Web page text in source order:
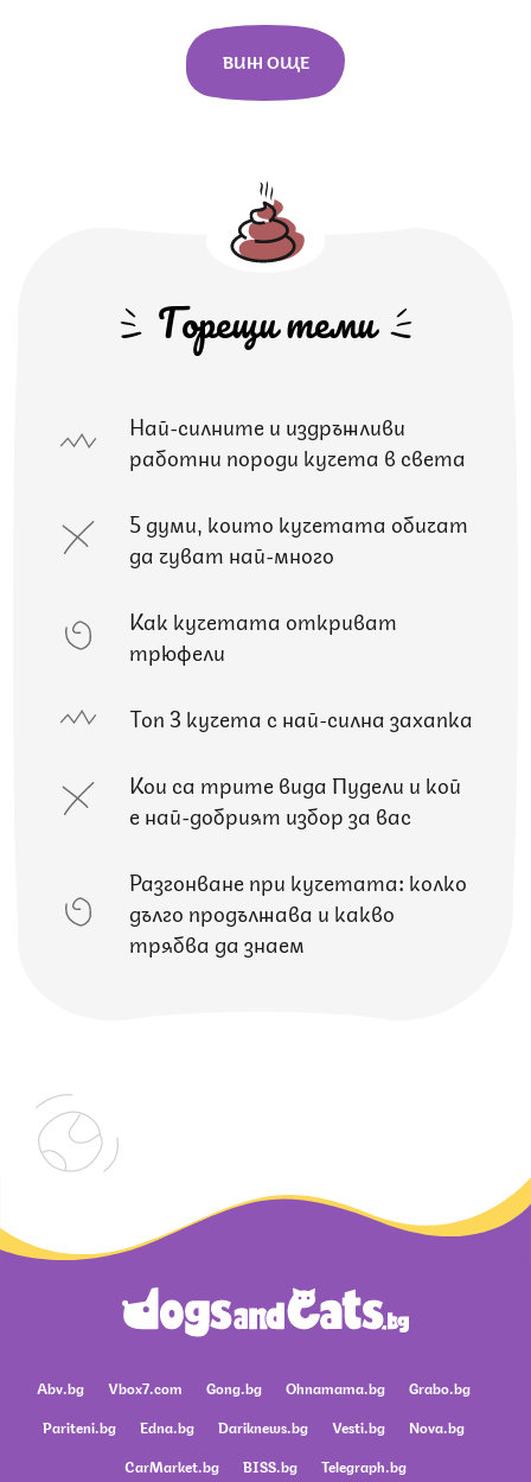
ВИЖ ОЩЕ
Горещи теми
Най-силните и издръжливи
работни породи кучета в света
5 думи, които кучетата обичат
да чуват най-много
Как кучетата откриват
трюфели
Топ 3 кучета с най-силна захапка
Кои са трите вида Пудели и кой
е най-добрият избор за вас
Разгонване при кучетата: колко
дълго продължава и какво
трябва да знаем
Abv.bg Vbox7.com Gong.bg Ohnamama.bg
Grabo.bg
Pariteni.bg
Edna.bg Dariknews.bg Vesti.bg
Nova.bg
CarMarket.bg
BISS.bg Telegraph.bg